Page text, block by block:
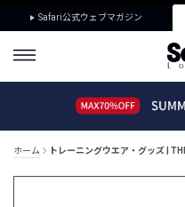
Safari公式ウェブマガジン
ホーム トレーニングウエア・グッズ |